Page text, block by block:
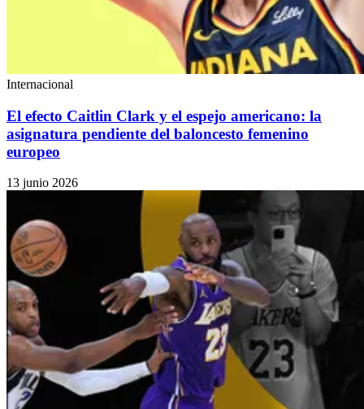
Internacional
El efecto Caitlin Clark y el espejo americano: la
asignatura pendiente del baloncesto femenino
europeo
13 junio 2026